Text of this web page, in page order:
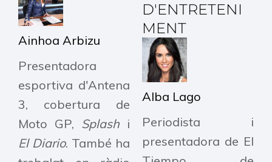
Ainhoa Arbizu
Presentadora
esportiva d'Antena
3, cobertura de
Moto GP, Splash i
El Diario. També ha
D'ENTRETENI
MENT
Alba Lago
Periodista i
presentadora de El